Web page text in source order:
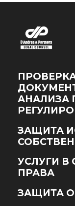
АНАЛИЗА
ЗАЩИТА
УСЛУГИ В
ПРАВА
ЗАЩИТА